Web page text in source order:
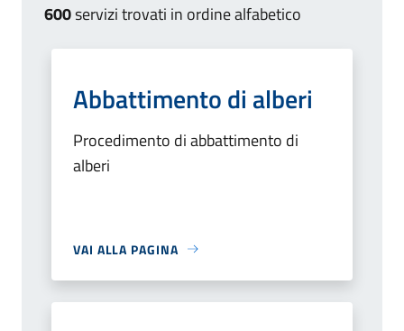
600servizi trovati in ordine alfabetico
Abbattimento di alberi
Procedimento di abbattimento di
alberi
VAI ALLA PAGINA